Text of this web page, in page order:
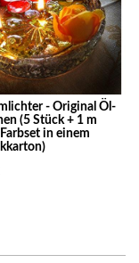
- Original Öl-
(5 Stück + 1 m
in einem